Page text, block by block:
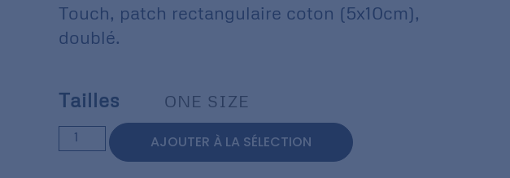
Touch, patch rectangulaire coton (5x10cm),
doublé.
Tailles ONE SIZE
AJOUTER À LA SÉLECTION